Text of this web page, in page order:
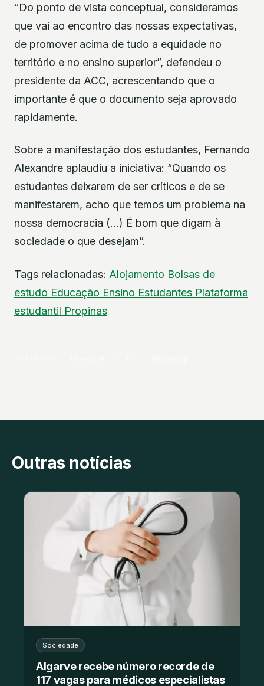
“Do ponto de vista conceptual, consideramos
que vai ao encontro das nossas expectativas,
de promover acima de tudo a equidade no
território e no ensino superior”, defendeu o
presidente da ACC, acrescentando que o
importante é que o documento seja aprovado
rapidamente.
Sobre a manifestação dos estudantes, Fernando
Alexandre aplaudiu a iniciativa: “Quando os
estudantes deixarem de ser críticos e de se
manifestarem, acho que temos um problema na
nossa democracia (…) É bom que digam à
sociedade o que desejam”.
Tags relacionadas: Alojamento Bolsas de
estudo Educação Ensino Estudantes Plataforma
estudantil Propinas
Outras notícias
Sociedade
Algarve recebe número recorde de
117 vagas para médicos especialistas